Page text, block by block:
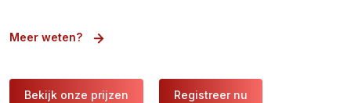
Meer weten?
Bekijk onze prijzen Registreer nu